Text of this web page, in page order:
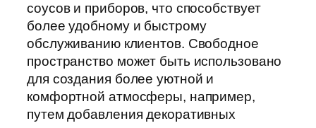
соусов и приборов, что способствует
более удобному и быстрому
обслуживанию клиентов. Свободное
пространство может быть использовано
для создания более уютной и
комфортной атмосферы, например,
путем добавления декоративных